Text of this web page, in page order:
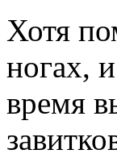
Хотя
ногах,
время